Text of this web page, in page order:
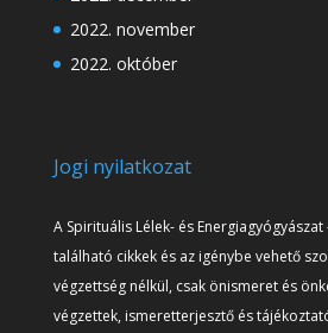
2022. november
2022. október
Jogi nyilatkozat
A Spirituális Lélek- és
található cikkek és az igénybe vehető
végzettség nélkül, csak önismeret és
végzettek, ismeretterjesztő és